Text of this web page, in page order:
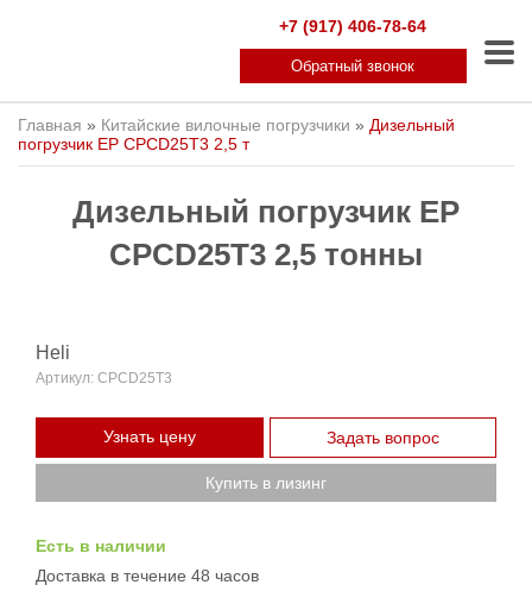
+7 (917) 406-78-64
Обратный звонок
Главная » Китайские вилочные погрузчики » Дизельный
погрузчик EP CPCD25T3 2,5 т
Дизельный погрузчик EP
CPCD25T3 2,5 тонны
Heli
Артикул: CPCD25T3
Узнать цену Задать вопрос
Купить в лизинг
Есть в наличии
Доставка в течение 48 часов